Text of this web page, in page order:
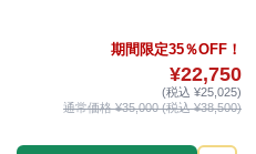
期間限定35％OFF！
¥22,750
(税込 ¥25,025)
通常価格 ¥35,000 (税込 ¥38,500)